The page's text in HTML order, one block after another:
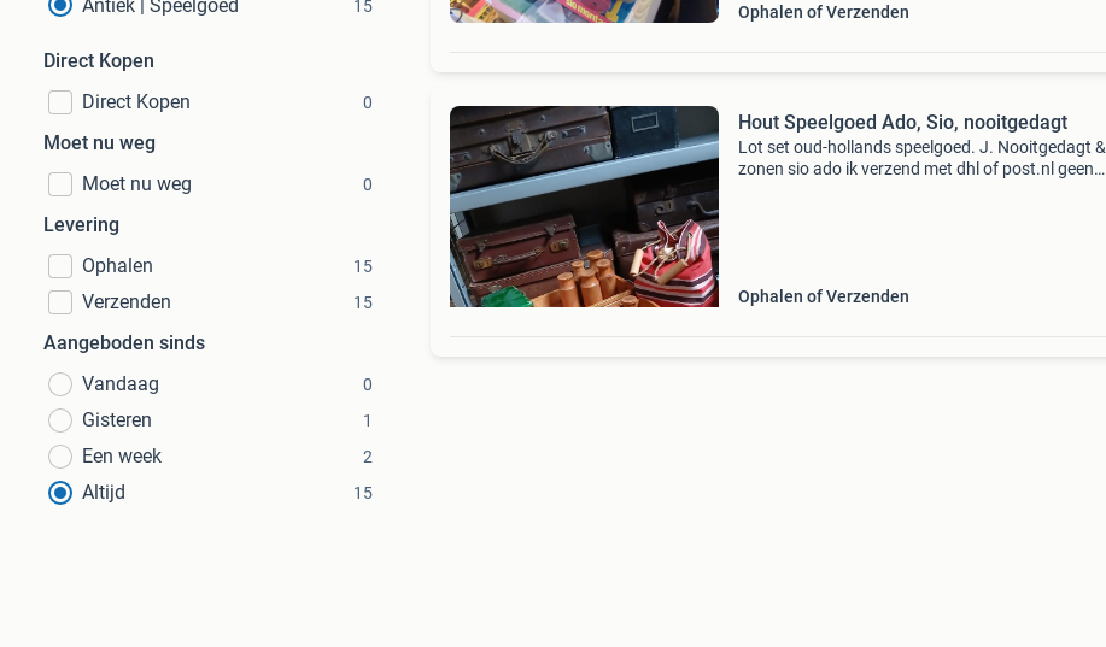
Antiek | Speelgoed
15
Direct Kopen
Direct Kopen
0
Moet nu weg
Moet nu weg
0
Levering
Ophalen
15
Verzenden 15
Aangeboden sinds
Vandaag
0
Gisteren 1
Een week 2
Altijd 15
Ophalen of Verzenden
Hout Speelgoed Ado, Sio, nooitgedagt
Lot set oud-hollands speelgoed. J. Nooitgedagt &
zonen sio ado ik verzend met dhl of post.nl geen
Ophalen of Verzenden